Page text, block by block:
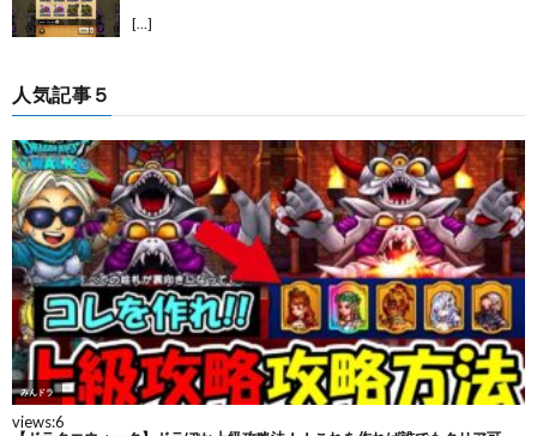
[…]
人気記事５